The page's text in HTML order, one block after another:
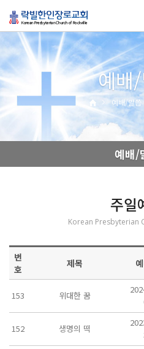
예배
예배/말씀
예배/
주일
Korean Presbyterian
번
호
제목
153 위대한 꿈
152 생명의 떡